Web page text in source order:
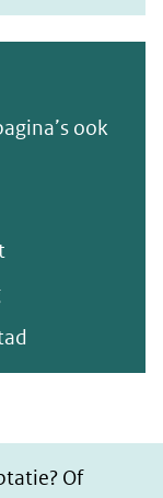
ook
Of